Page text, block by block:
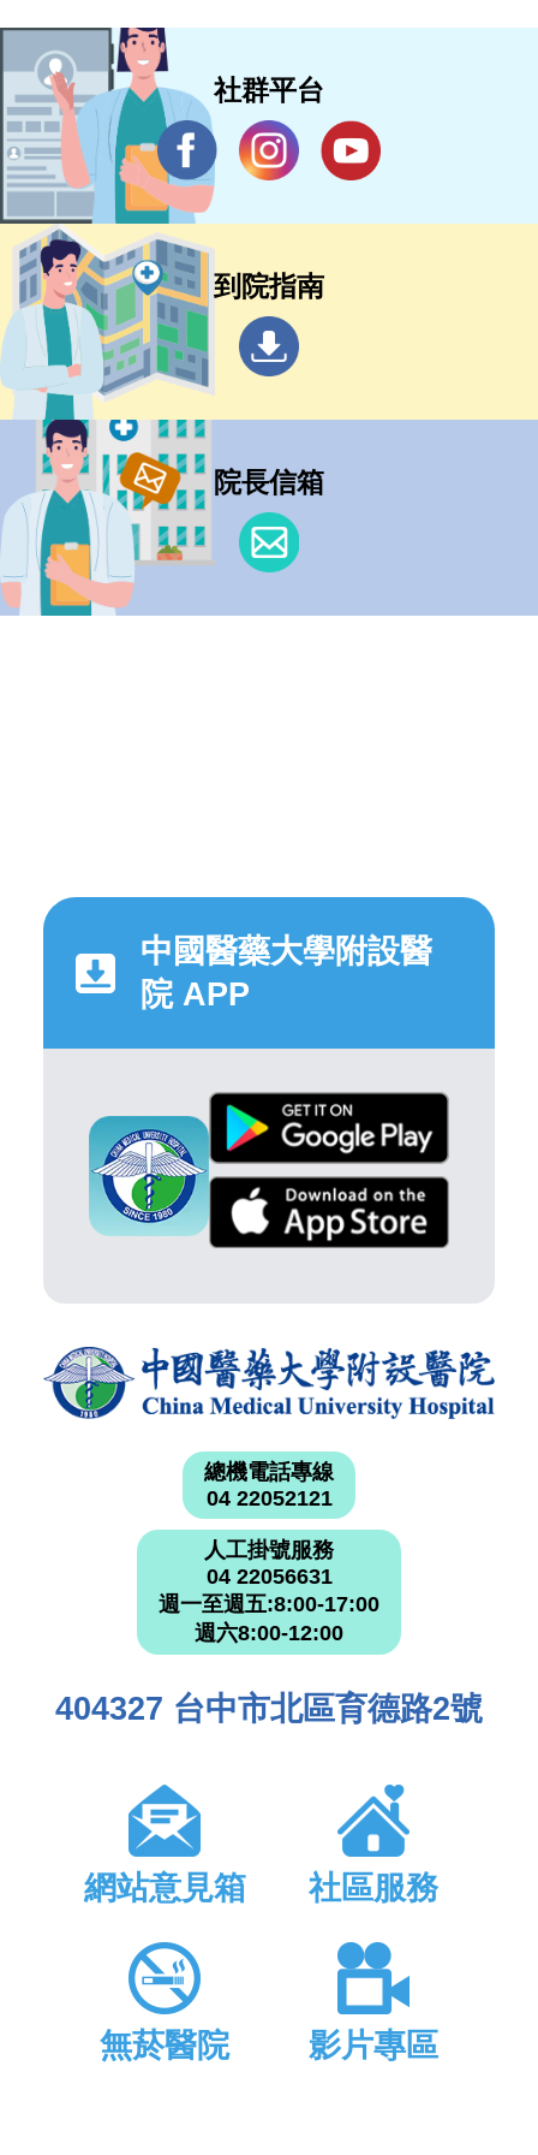
社群平台
到院指南
院長信箱
中國醫藥大學附設醫
院 APP
總機電話專線
04 22052121
人工掛號服務
04 22056631
週一至週五:8:00-17:00
週六8:00-12:00
404327 台中市北區育德路2號
網站意見箱 社區服務
無菸醫院 影片專區